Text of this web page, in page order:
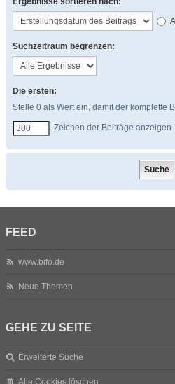
Suchzeitraum begrenzen:
Die ersten:
Stelle 0 als Wert ein, damit der komplette
Zeichen der Beiträge anzeigen
FEED
www.bifo.de
Neue Themen
GEHE ZU SEITE
Erweiterte Suche
Alle Cookies löschen